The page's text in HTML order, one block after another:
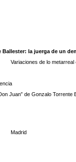
la juerga de un
Variaciones de lo
Juan” de Gonzalo
Madrid